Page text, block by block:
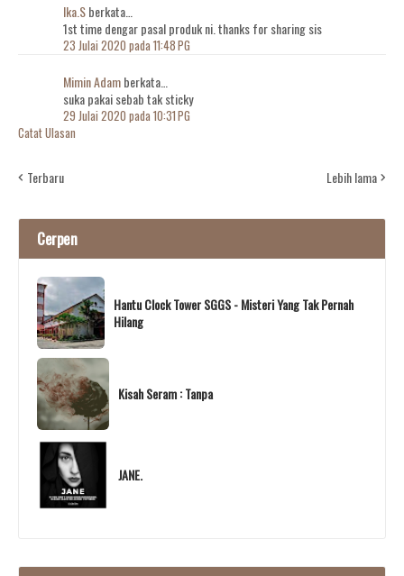
Ika.Sberkata…
1st time dengar pasal produk ni. thanks for sharing sis
23 Julai 2020 pada 11:48 PG
Mimin Adamberkata…
suka pakai sebab tak sticky
29 Julai 2020 pada 10:31 PG
Catat Ulasan
Terbaru Lebih lama
Cerpen
Hantu Clock Tower SGGS - Misteri Yang Tak Pernah
Hilang
Kisah Seram : Tanpa
JANE.